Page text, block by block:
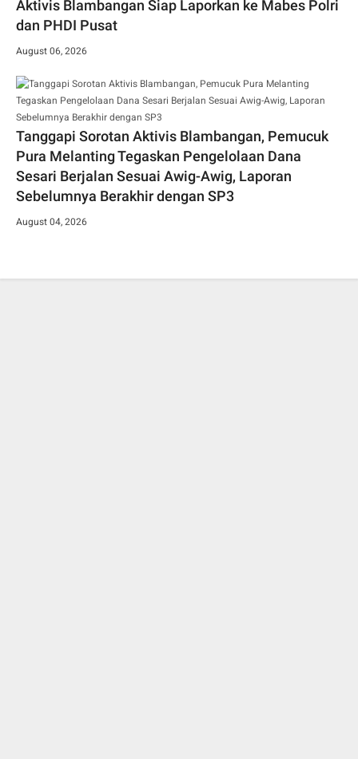
Aktivis Blambangan Siap Laporkan ke Mabes Polri
dan PHDI Pusat
August 06, 2026
Tanggapi Sorotan Aktivis Blambangan, Pemucuk
Pura Melanting Tegaskan Pengelolaan Dana
Sesari Berjalan Sesuai Awig-Awig, Laporan
Sebelumnya Berakhir dengan SP3
August 04, 2026